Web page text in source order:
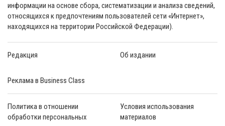
информации на основе сбора, систематизации и анализа сведений,
относящихся к предпочтениям пользователей сети «Интернет»,
находящихся на территории Российской Федерации).
Редакция Об издании
Реклама в Business Class
Политика в отношении
обработки персональных
Условия использования
материалов